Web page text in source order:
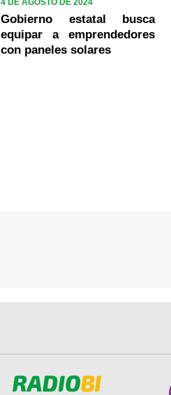
Gobierno estatal busca
equipar a emprendedores
con paneles solares